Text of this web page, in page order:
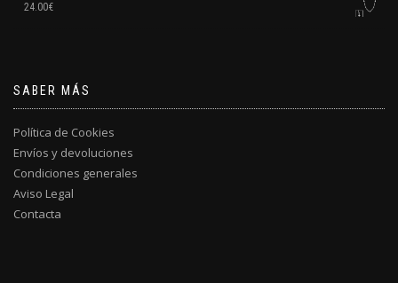
24.00€
SABER MÁS
Política de Cookies
Envíos y devoluciones
Condiciones generales
Aviso Legal
Contacta